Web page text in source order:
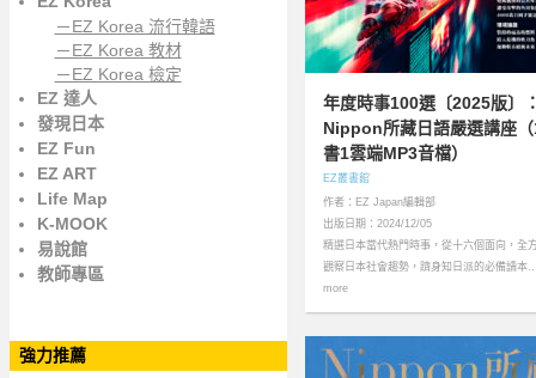
－EZ Korea 流行韓語
－EZ Korea 教材
－EZ Korea 檢定
EZ 達人
發現日本
EZ Fun
EZ ART
Life Map
K-MOOK
易說館
教師專區
強力推薦
年度時事100選〔2025版〕
Nippon所藏日語嚴選講座（
書1雲端MP3音檔）
EZ叢書館
作者：EZ Japan編輯部
出版日期：2024/12/05
精選日本當代熱門時事，從十六個面向，全
觀察日本社會趨勢，躋身知日派的必備讀本
more